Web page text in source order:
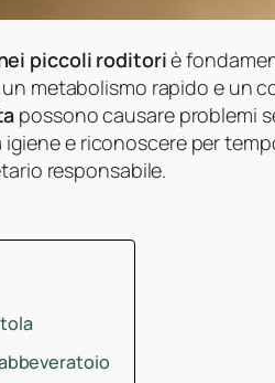
piccoli roditoriè
metabolismo rapido e un
possono causare problemi
e riconoscere per
responsabile.